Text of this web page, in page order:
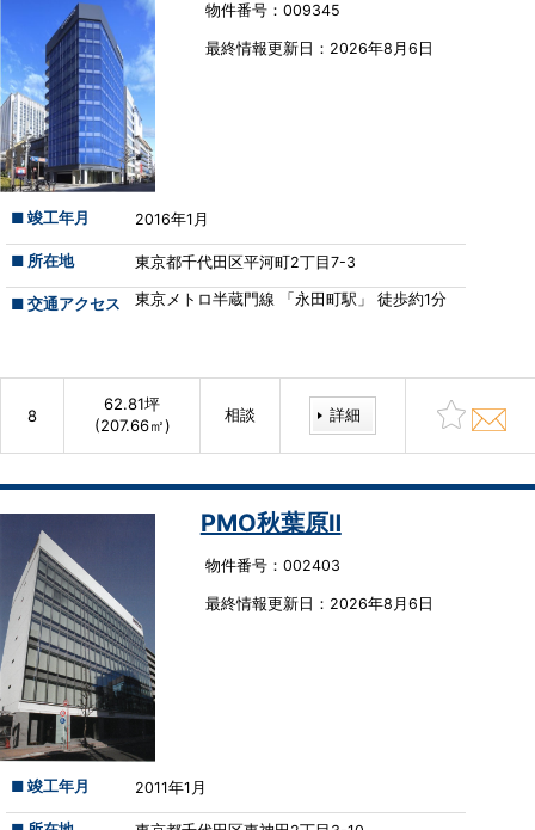
物件番号：009345
最終情報更新⽇：2026年8月6日
■ 竣工年月 2016年1月
■ 所在地 東京都千代田区平河町2丁目7-3
■ 交通アクセス 東京メトロ半蔵門線 「永田町駅」 徒歩約1分
8
62.81坪
(207.66㎡)
相談 詳細
PMO秋葉原Ⅱ
物件番号：002403
最終情報更新⽇：2026年8月6日
■ 竣工年月 2011年1月